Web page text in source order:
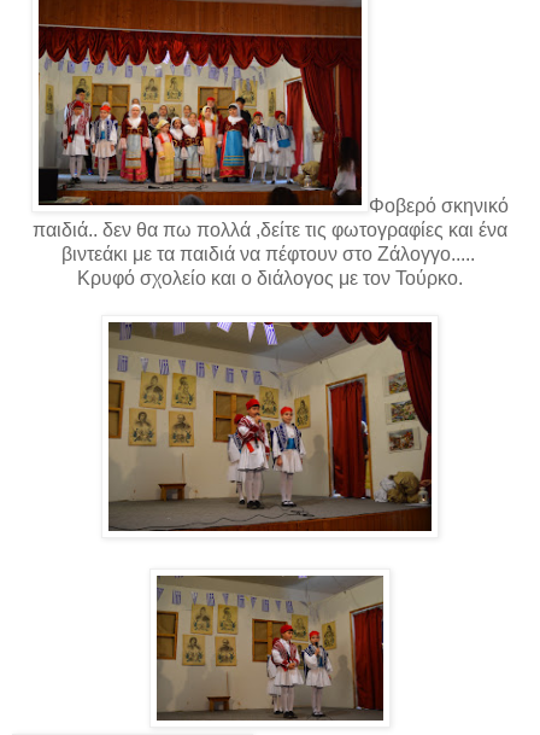
Φοβερό σκηνικό
παιδιά.. δεν θα πω πολλά ,δείτε τις φωτογραφίες και ένα
βιντεάκι με τα παιδιά να πέφτουν στο Ζάλογγο.....
Κρυφό σχολείο και ο διάλογος με τον Τούρκο.